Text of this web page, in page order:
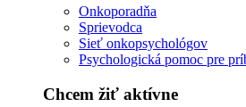
Onkoporadňa
Sprievodca
Sieť onkopsychológov
Psychologická pomoc pre
Chcem žiť aktívne